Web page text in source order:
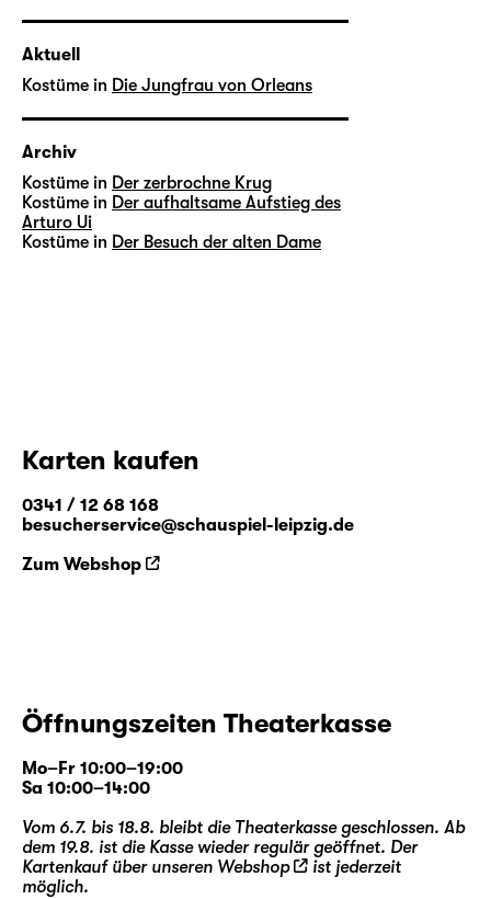
Aktuell
Kostüme in Die Jungfrau von Orleans
Archiv
Kostüme in Der zerbrochne Krug
Kostüme in Der aufhaltsame Aufstieg des
Arturo Ui
Kostüme in Der Besuch der alten Dame
Karten kaufen
0341 / 12 68 168
besucherservice@schauspiel-leipzig.de
Zum Webshop
Öffnungszeiten Theaterkasse
Mo–Fr 10:00–19:00
Sa 10:00–14:00
Vom 6.7. bis 18.8. bleibt die Theaterkasse geschlossen. Ab
dem 19.8. ist die Kasse wieder regulär geöffnet. Der
Kartenkauf über unseren Webshop
ist jederzeit
möglich.